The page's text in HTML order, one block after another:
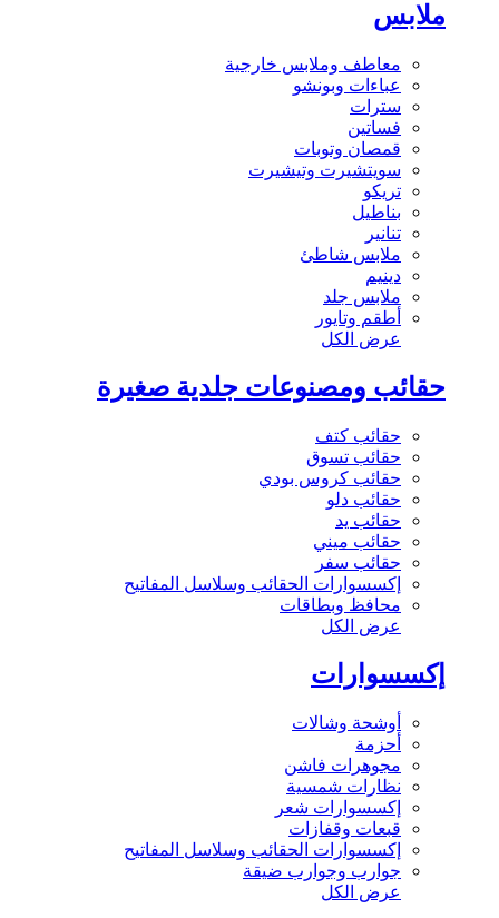
ملابس
معاطف وملابس خارجية
عباءات وبونشو
سترات
فساتين
قمصان وتوبات
سويتشيرت وتيشيرت
تريكو
بناطيل
تنانير
ملابس شاطئ
دينيم
ملابس جلد
أطقم وتايور
عرض الكل
حقائب ومصنوعات جلدية صغيرة
حقائب كتف
حقائب تسوق
حقائب كروس بودي
حقائب دلو
حقائب يد
حقائب ميني
حقائب سفر
إكسسوارات الحقائب وسلاسل المفاتيح
محافظ وبطاقات
عرض الكل
إكسسوارات
أوشحة وشالات
أحزمة
مجوهرات فاشن
نظارات شمسية
إكسسوارات شعر
قبعات وقفازات
إكسسوارات الحقائب وسلاسل المفاتيح
جوارب وجوارب ضيقة
عرض الكل